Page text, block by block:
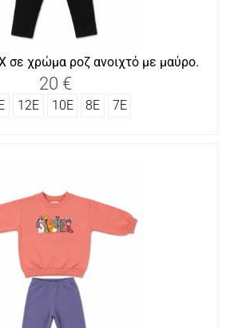
σε χρώμα ροζ ανοιχτό με μαύρο.
20 €
12Ε 10Ε 8Ε 7Ε